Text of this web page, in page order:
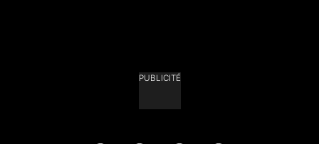
PUBLICITÉ